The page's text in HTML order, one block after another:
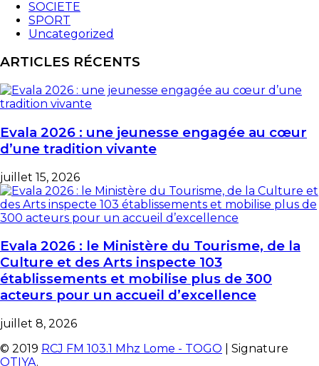
SOCIETE
SPORT
Uncategorized
ARTICLES RÉCENTS
Evala 2026 : une jeunesse engagée au cœur
d’une tradition vivante
juillet 15, 2026
Evala 2026 : le Ministère du Tourisme, de la
Culture et des Arts inspecte 103
établissements et mobilise plus de 300
acteurs pour un accueil d’excellence
juillet 8, 2026
© 2019 RCJ FM 103.1 Mhz Lome - TOGO | Signature
OTIYA.